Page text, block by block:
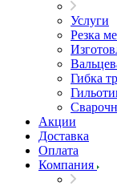
Услуги
Резка
Гибка
Акции
Доставка
Оплата
Компания